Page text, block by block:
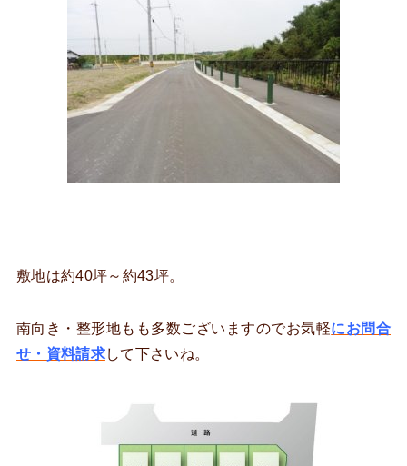
敷地は約40坪～約43坪。
南向き・整形地もも多数ございますのでお気軽にお問合
せ・資料請求して下さいね。